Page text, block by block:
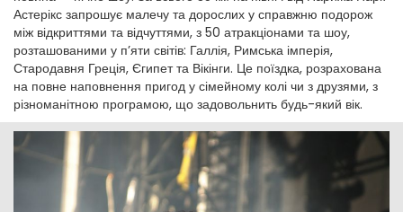
Астерікс запрошує малечу та дорослих у справжню подорож
між відкриттями та відчуттями, з 50 атракціонами та шоу,
розташованими у п’яти світів: Галлія, Римська імперія,
Стародавня Греція, Єгипет та Вікінги. Це поїздка, розрахована
на повне наповнення пригод у сімейному колі чи з друзями, з
різноманітною програмою, що задовольнить будь-який вік.